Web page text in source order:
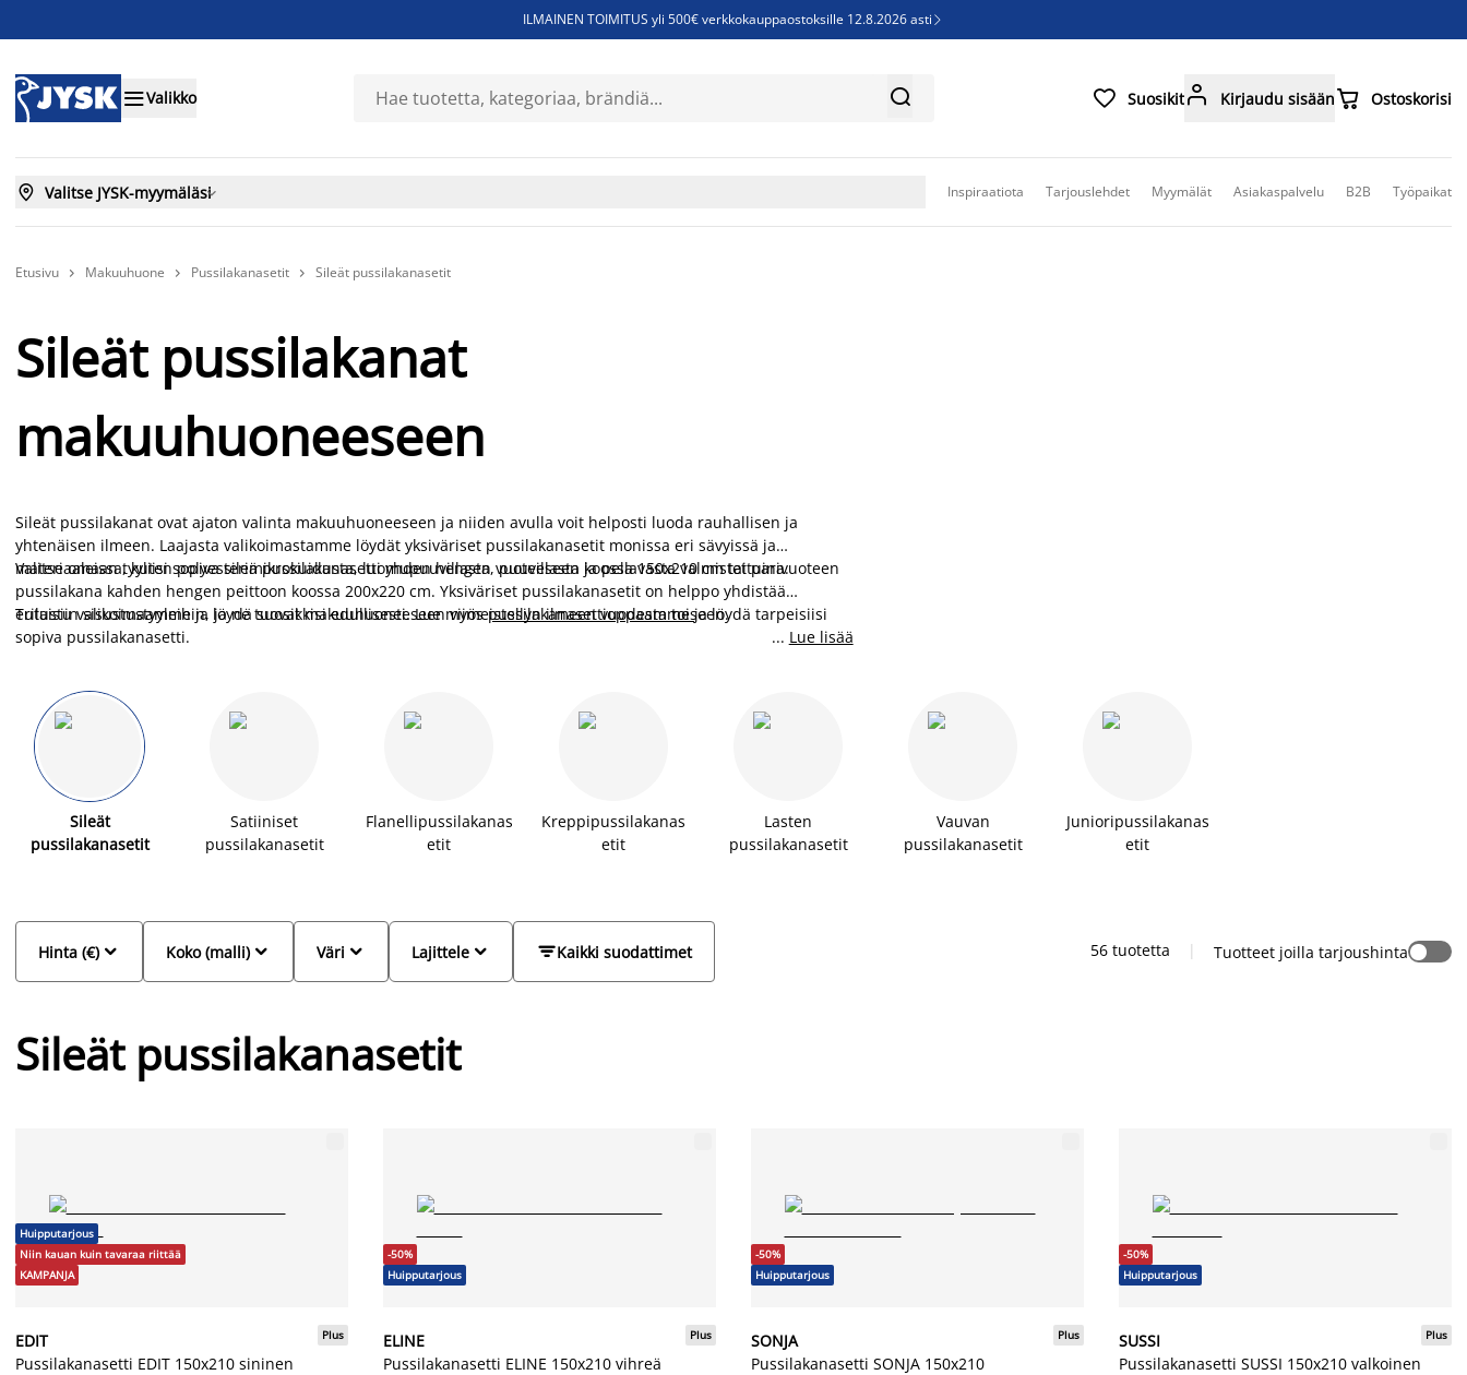
ILMAINEN TOIMITUS yli 500€ verkkokauppaostoksille 12.8.2026 asti 
Sijauspatjoja - Säästä jopa 60%
Valikko   Suosikit Kirjaudu sisään Ostoskorisi
 Valitse JYSK-myymäläsi Inspiraatiota Tarjouslehdet Myymälät Asiakaspalvelu B2B Työpaikat
Etusivu  Makuuhuone  Pussilakanasetit  Sileät pussilakanasetit
Sileät pussilakanat
makuuhuoneeseen
Sileät pussilakanat ovat ajaton valinta makuuhuoneeseen ja niiden avulla voit helposti luoda rauhallisen ja
yhtenäisen ilmeen. Laajasta valikoimastamme löydät yksiväriset pussilakanasetit monissa eri sävyissä ja
materiaaleissa, kuten polyesterimikrokuidusta, luomupuuvillasta, puuvillasta ja pellavasta valmistettuina.
Valitse omaan tyyliisi sopiva sileä pussilakanasetti yhden hengen vuoteeseen koossa 150x210 cm tai parivuoteen
pussilakana kahden hengen peittoon koossa 200x220 cm. Yksiväriset pussilakanasetit on helppo yhdistää
erilaisiin sisustustyyleihin, ja ne tuovat makuuhuoneeseen viimeistellyn ilmeen vuodesta toiseen.
Tutustu valikoimaamme ja löydä suosikkisi edullisesti. Lue myöspussilakanasettioppaammeja löydä tarpeisiisi
sopiva pussilakanasetti.
... Lue lisää
Sileät
pussilakanasetit
Satiiniset
pussilakanasetit
Flanellipussilakanas
etit
Kreppipussilakanas
etit
Lasten
pussilakanasetit
Vauvan
pussilakanasetit
Junioripussilakanas
etit

Hinta (€) 
Koko (malli) 
Väri Kaikki suodattimet

Lajittele 56 tuotetta | Tuotteet joilla tarjoushinta
Sileät pussilakanasetit
Huipputarjous
Niin kauan kuin tavaraa riittää
KAMPANJA
EDIT
Pussilakanasetti EDIT 150x210 sininen
Plus
-50%
Huipputarjous
ELINE
Pussilakanasetti ELINE 150x210 vihreä
Plus
-50%
Huipputarjous
SONJA
Pussilakanasetti SONJA 150x210
Plus
-50%
Huipputarjous
SUSSI
Pussilakanasetti SUSSI 150x210 valkoinen
Plus